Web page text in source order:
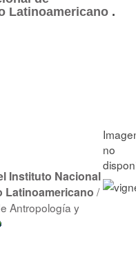
Latinoamericano .
Instituto Nacional
Latinoamericano /
Antropología y